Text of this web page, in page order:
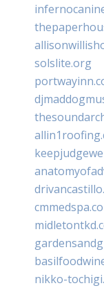
solslite.org
nikko-